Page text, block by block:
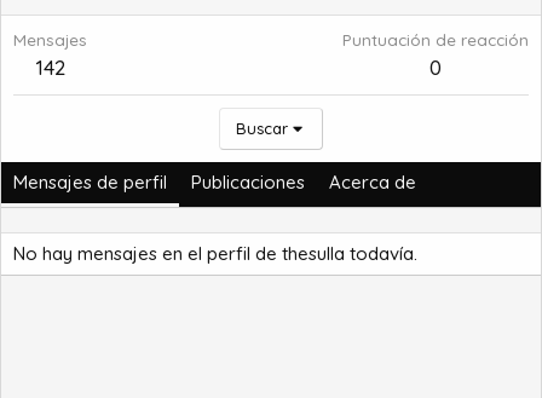
Mensajes
142
Puntuación de reacción
0
Buscar
Mensajes de perfil Publicaciones Acerca de
No hay mensajes en el perfil de thesulla todavía.